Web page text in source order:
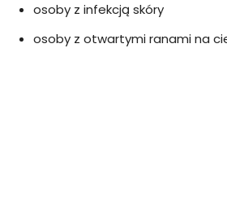
osoby z infekcją skóry
osoby z otwartymi ranami na